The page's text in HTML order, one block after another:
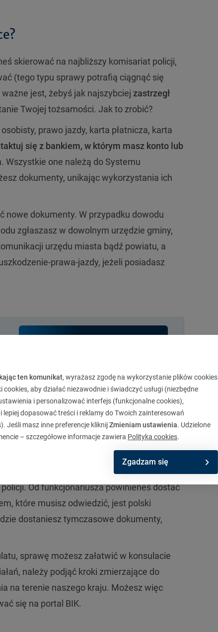
skierować na najbliższy komisariat policji,
(tego typu sprawy potrafią ciągnąć się
jest, żebyś jak najszybciej zastrzegł
Twojej tożsamości. Jak to zrobić?
prawo jazdy, karta płatnicza, karta
się z bankiem, w którym masz konto lub
. Wszystkie one należą do Systemu
dokumenty, unikając wykorzystania ich
nowe dokumenty. W przypadku dowodu
zgłaszasz w dowolnym urzędzie gminy,
urzędu miasta bądź powiatu, a
prawa-jazdy, jeżeli posiadasz
to za granicą sytuacją jeszcze
masz podstawowych dokumentów
na takie okoliczności zostały
czas.
Od funkcjonariusza powinieneś dostać
które musisz odwiedzić, jest polski
dostaniesz tymczasowe dokumenty,
sprawę możesz załatwić w konsulacie
należy podjąć kroki zmierzające do
na terenie naszego kraju. Możesz więc
się na portal BIK.
ten komunikat, wyrażasz zgodę na wykorzystanie plików cookies
aby działać niezawodnie i świadczyć usługi (niezbędne
i personalizować interfejs (funkcjonalne cookies),
dopasować treści i reklamy do Twoich zainteresowań
Jeśli masz inne preferencje kliknijZmieniam ustawienia. Udzielone
– szczegółowe informacje zawiera Polityka cookies.
Zgadzam się